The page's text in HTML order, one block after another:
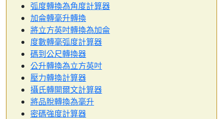
弧度轉換為角度計算器
加侖轉毫升轉換
將立方英吋轉換為加侖
度數轉毫弧度計算器
碼到公尺轉換器
公升轉換為立方英吋
壓力轉換計算器
攝氏轉開爾文計算器
將品脫轉換為毫升
密碼強度計算器